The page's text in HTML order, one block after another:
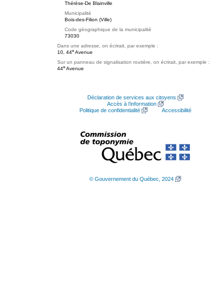
Thérèse-De Blainville
Municipalité
Bois-des-Filion (Ville)
Code géographique de la municipalité
73030
Dans une adresse, on écrirait, par exemple :
10, 44e Avenue
Sur un panneau de signalisation routière, on écrirait, par exemple :
44e Avenue
Déclaration de services aux citoyens
Accès à l’information
Politique de confidentialité
Accessibilité
© Gouvernement du Québec, 2024